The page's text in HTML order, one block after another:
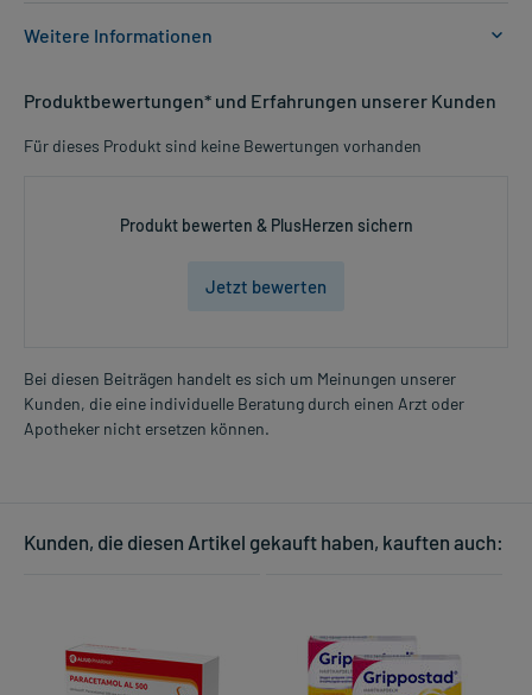
Weitere Informationen
- Erkältungskrankheiten der Atemwege, vor allem mit zähem
Säuglinge ab 6 Monaten und Kleinkinder bis 2 Jahre
3-4 cm Stranglänge
2-3mal täglich
verteilt über den Tag
verteilt über den Tag
2-3mal täglich
verteilt über den Tag
Mehr anzeigen
Produktbewertungen* und Erfahrungen unserer Kunden
Für dieses Produkt sind keine Bewertungen vorhanden
Produkt bewerten & PlusHerzen sichern
Jetzt bewerten
Bei diesen Beiträgen handelt es sich um Meinungen unserer
Kunden, die eine individuelle Beratung durch einen Arzt oder
Apotheker nicht ersetzen können.
Kunden, die diesen Artikel gekauft haben, kauften auch: